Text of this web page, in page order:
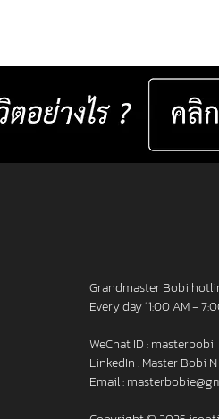
Specifications :
are 100% designed and manu
Grandmaster Bobi
Every day 11:00 AM -
WeChat ID : masterbobi
LinkedIn :Master Bobi N
Email :